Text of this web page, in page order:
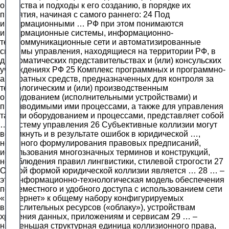
общества и подходы к его созданию, в порядке их
принятия, начиная с самого раннего: 24 Под
информационными … РФ при этом понимаются
информационные системы, информационно-
телекоммуникационные сети и автоматизированные
системы управления, находящиеся на территории РФ, в
дипломатических представительствах и (или) консульских
учреждениях РФ 25 Комплекс программных и программно-
аппаратных средств, предназначенных для контроля за
технологическим и (или) производственным
оборудованием (исполнительными устройствами) и
производимыми ими процессами, а также для управления
такими оборудованием и процессами, представляет собой
… систему управления 26 Субъективные коллизии могут
возникнуть и в результате ошибок в юридической …,
неточного формулирования правовых предписаний,
использования многозначных терминов и конструкций,
несоблюдения правил лингвистики, стилевой строгости 27
Острой формой юридической коллизии является … 28 … –
это информационно-технологическая модель обеспечения
повсеместного и удобного доступа с использованием сети
«Интернет» к общему набору конфигурируемых
вычислительных ресурсов («облаку»), устройствам
хранения данных, приложениям и сервисам 29 … –
наименьшая структурная единица коллизионного права,